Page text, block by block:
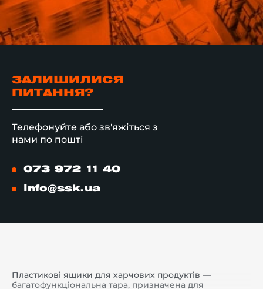
ЗАЛИШИЛИСЯ
ПИТАННЯ?
Телефонуйте або зв'яжіться з
нами по пошті
073 972 11 40
info@ssk.ua
Пластикові ящики для харчових продуктів —
багатофункціональна тара, призначена для